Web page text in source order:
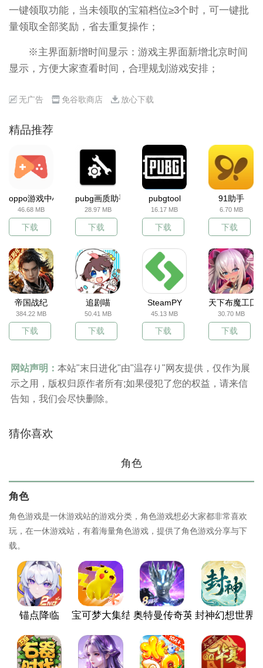
一键领取功能，当未领取的宝箱档位≥3个时，可一键批
量领取全部奖励，省去重复操作；
※主界面新增时间显示：游戏主界面新增北京时间
显示，方便大家查看时间，合理规划游戏安排；
无广告 免谷歌商店 放心下载
精品推荐
oppo游戏中心
46.68 MB
下载
pubg画质助手
28.97 MB
下载
pubgtool
16.17 MB
下载
91助手
6.70 MB
下载
帝国战纪
384.22 MB
下载
追剧喵
50.41 MB
下载
SteamPY
45.13 MB
下载
天下布魔工囗
30.70 MB
下载
网站声明： 本站"末日进化"由"温存り"网友提供，仅作为展
示之用，版权归原作者所有;如果侵犯了您的权益，请来信
告知，我们会尽快删除。
猜你喜欢
角色
角色
角色游戏是一休游戏站的游戏分类，角色游戏想必大家都非常喜欢
玩，在一休游戏站，有着海量角色游戏，提供了角色游戏分享与下
载。
锚点降临 宝可梦大集结 奥特曼传奇英雄封神幻想世界